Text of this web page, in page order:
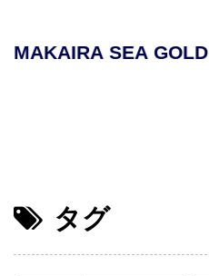
MAKAIRA SEA
タグ